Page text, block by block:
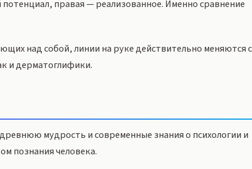
правая — реализованное. Именно сравнение
над собой, линии на руке действительно меняются
и дерматоглифики.
мудрость и современные знания о психологии и
познания человека.